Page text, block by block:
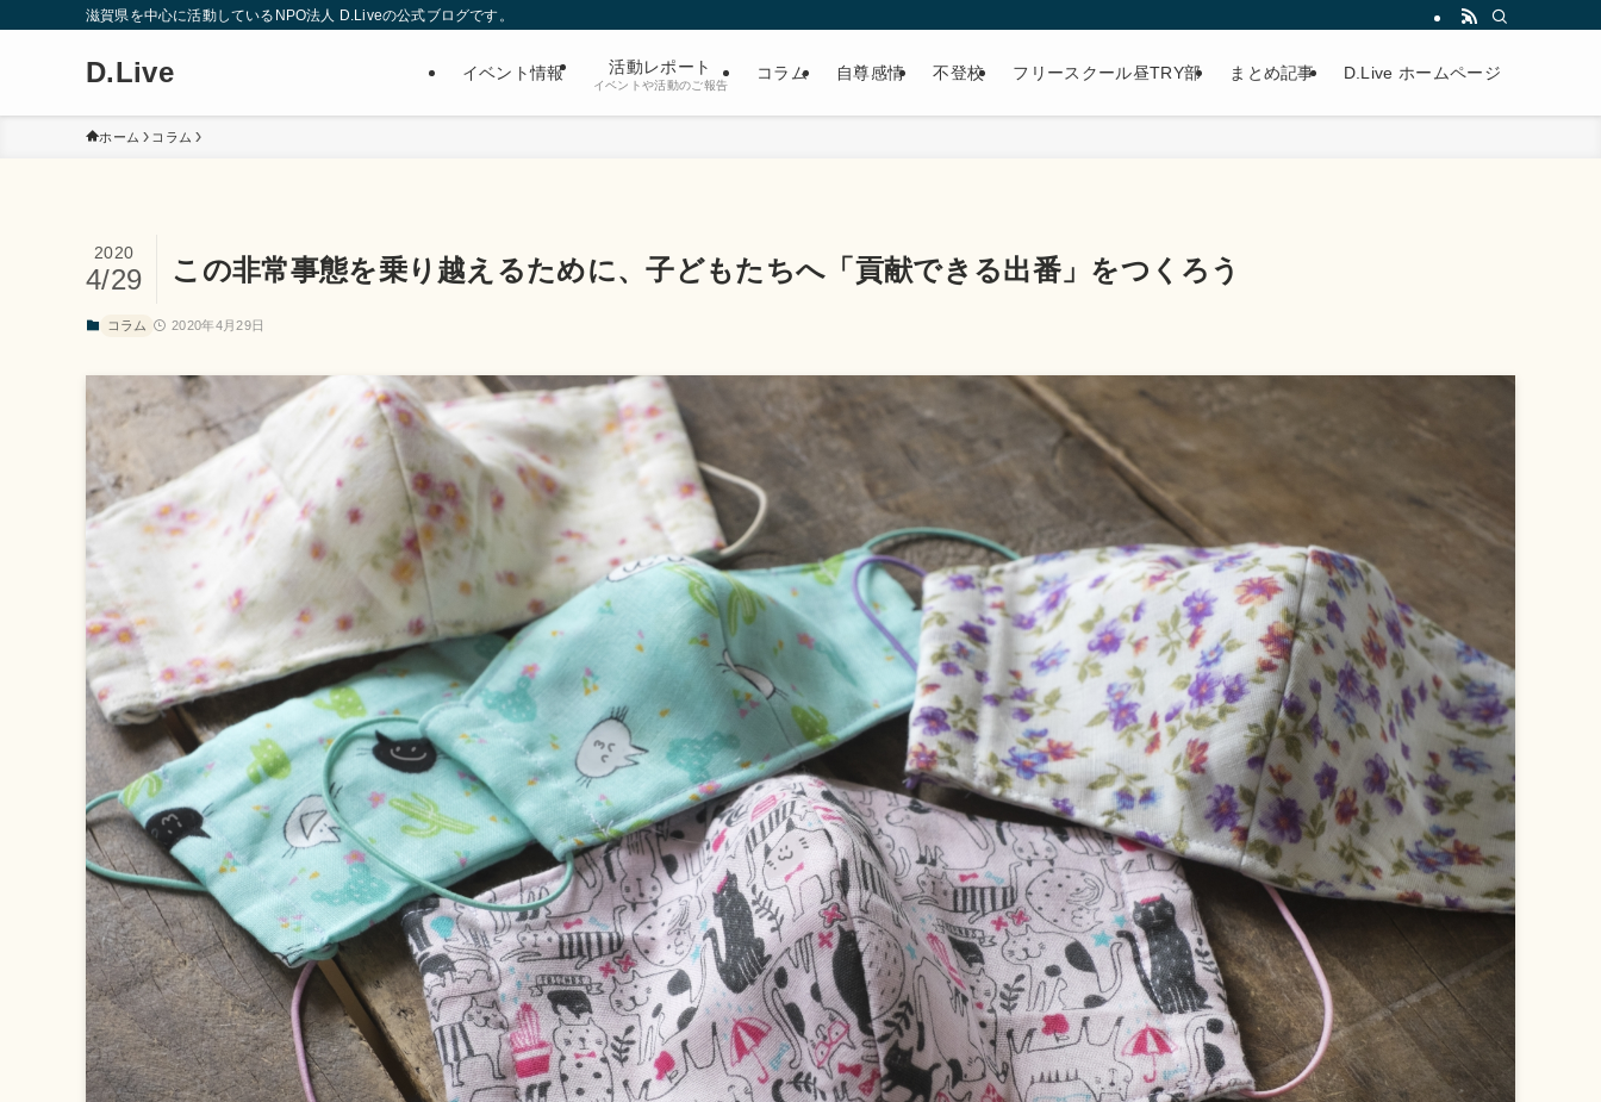
滋賀県を中心に活動しているNPO法人 D.Liveの公式ブログです。
D.Live イベント情報 活動レポート
イベントや活動のご報告
コラム 自尊感情 不登校 フリースクール昼TRY部 まとめ記事 D.Live ホームページ
ホーム コラム
この非常事態を乗り越えるために、子どもたちへ「貢献できる出番」をつくろう
2020
4/29
コラム 2020年4月29日